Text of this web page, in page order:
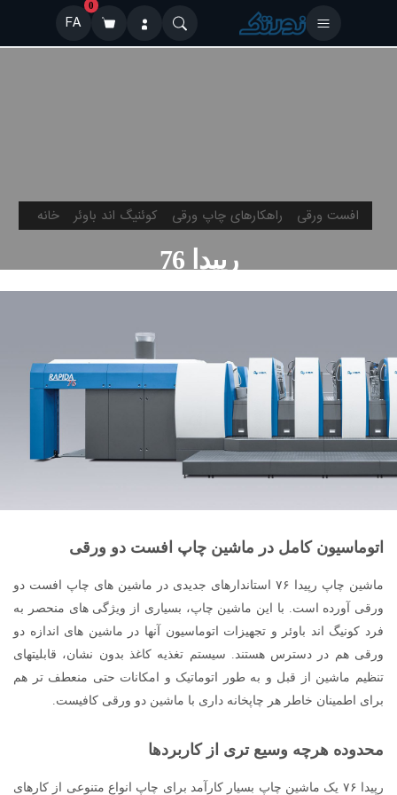
0
FA
خانه کوئنیگ اند باوئر راهکارهای چاپ ورقی افست ورقی
رپیدا 76
اتوماسیون کامل در ماشین چاپ افست دو ورقی
ماشین چاپ رپیدا ۷۶ استاندارهای جدیدی در ماشین های چاپ افست دو
ورقی آورده است. با این ماشین چاپ، بسیاری از ویژگی های منحصر به
فرد کونیگ اند باوئر و تجهیزات اتوماسیون آنها در ماشین های اندازه دو
ورقی هم در دسترس هستند. سیستم تغذیه کاغذ بدون نشان، قابلیتهای
تنظیم ماشین از قبل و به طور اتوماتیک و امکانات حتی منعطف تر هم
برای اطمینان خاطر هر چاپخانه داری با ماشین دو ورقی کافیست.
محدوده هرچه وسیع تری از کاربردها
رپیدا ۷۶ یک ماشین چاپ بسیار کارآمد برای چاپ انواع متنوعی از کارهای